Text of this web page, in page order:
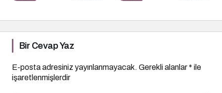
Bir Cevap Yaz
E-posta adresiniz yayınlanmayacak. Gerekli alanlar* ile
işaretlenmişlerdir